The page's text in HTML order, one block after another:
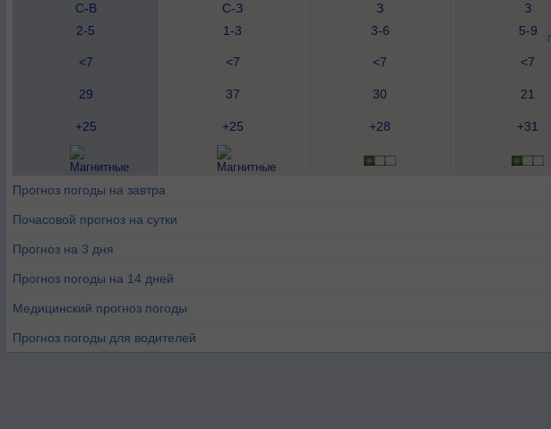
С-В
2-5
С-З
1-3
З
3-6
З
5-9
<7 <7 <7 <7
29 37 30 21
+25 +25 +28 +31
Прогноз погоды на завтра
Почасовой прогноз на сутки
Прогноз на 3 дня
Прогноз погоды на 14 дней
Медицинский прогноз погоды
Прогноз погоды для водителей